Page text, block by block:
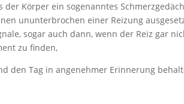
Körper ein sogenanntes
ununterbrochen einer Reizung
sogar auch dann, wenn der Reiz gar
zu finden,
den Tag in angenehmer Erinnerung